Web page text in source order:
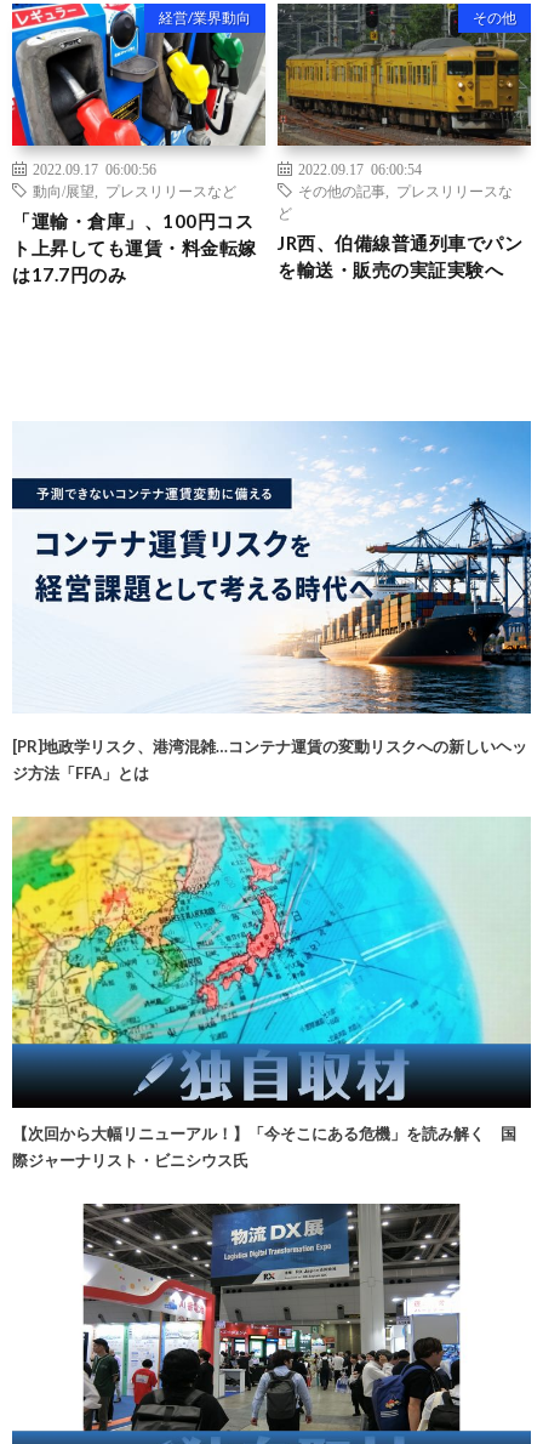
経営/業界動向
2022.09.17 06:00:56
動向/展望
プレスリリースなど
「運輸・倉庫」、100円コス
ト上昇しても運賃・料金転嫁
は17.7円のみ
その他
2022.09.17 06:00:54
その他の記事
プレスリリースな
ど
JR西、伯備線普通列車でパン
を輸送・販売の実証実験へ
[PR]地政学リスク、港湾混雑…コンテナ運賃の変動リスクへの新しいヘッ
ジ方法「FFA」とは
【次回から大幅リニューアル！】「今そこにある危機」を読み解く 国
際ジャーナリスト・ビニシウス氏